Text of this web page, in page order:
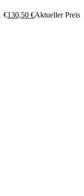
€130,50 €Aktueller Preis